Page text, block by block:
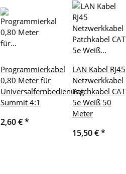
Programmierkabel
0,80 Meter für
Universalfernbedienung
Summit 4:1
2,60 €*
LAN Kabel RJ45
Netzwerkkabel
Patchkabel CAT
5e Weiß 50
Meter
15,50 €*